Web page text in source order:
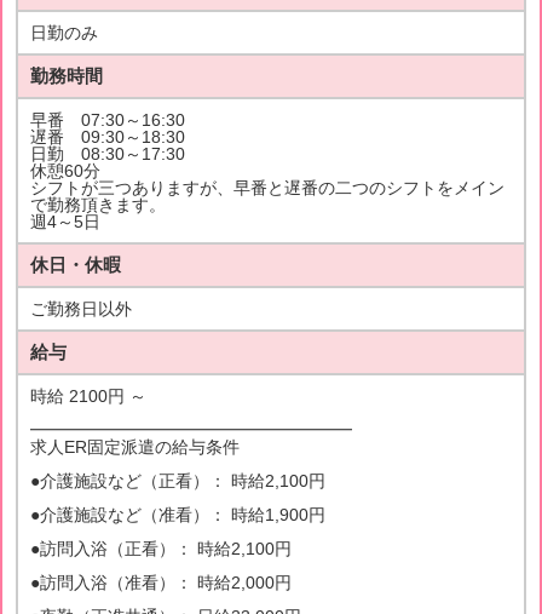
日勤のみ
勤務時間
早番 07:30～16:30
遅番 09:30～18:30
日勤 08:30～17:30
休憩60分
シフトが三つありますが、早番と遅番の二つのシフトをメイン
で勤務頂きます。
週4～5日
休日・休暇
ご勤務日以外
給与
時給 2100円 ～
━━━━━━━━━━━━━━━━━━━
求人ER固定派遣の給与条件
●介護施設など（正看）： 時給2,100円
●介護施設など（准看）： 時給1,900円
●訪問入浴（正看）： 時給2,100円
●訪問入浴（准看）： 時給2,000円